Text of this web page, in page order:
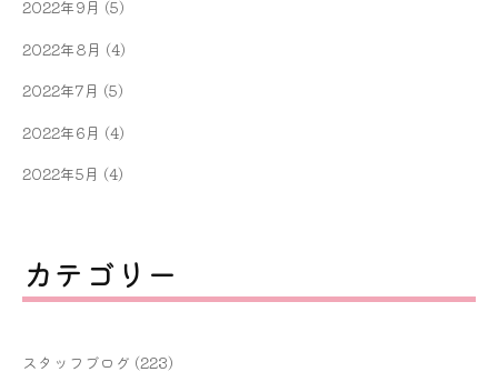
2022年9月 (5)
2022年8月 (4)
2022年7月 (5)
2022年6月 (4)
2022年5月 (4)
カテゴリー
スタッフブログ (223)